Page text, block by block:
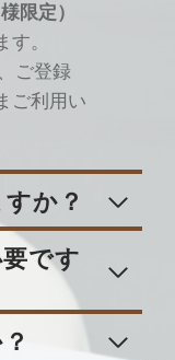
限定）
。
ご登録
ご利用い
か？
です